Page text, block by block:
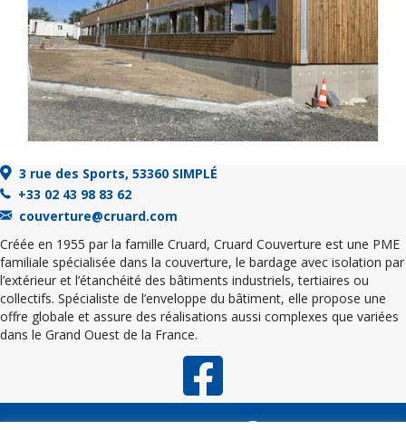
3 rue des Sports, 53360 SIMPLÉ
+33 02 43 98 83 62
couverture@cruard.com
Créée en 1955 par la famille Cruard, Cruard Couverture est une PME
familiale spécialisée dans la couverture, le bardage avec isolation par
l’extérieur et l’étanchéité des bâtiments industriels, tertiaires ou
collectifs. Spécialiste de l’enveloppe du bâtiment, elle propose une
offre globale et assure des réalisations aussi complexes que variées
dans le Grand Ouest de la France.